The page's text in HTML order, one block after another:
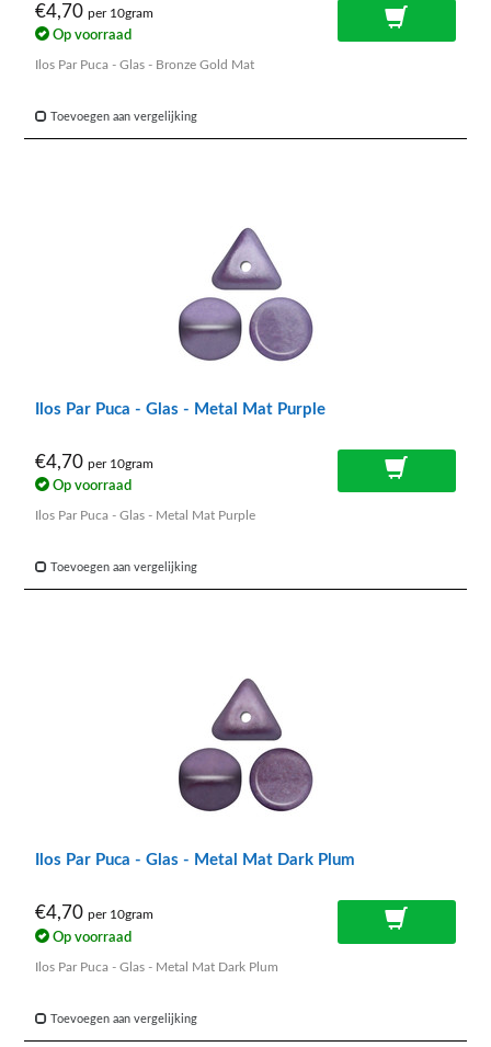
€4,70 per 10gram
Op voorraad
Ilos Par Puca - Glas - Bronze Gold Mat
Toevoegen aan vergelijking
Ilos Par Puca - Glas - Metal Mat Purple
€4,70 per 10gram
Op voorraad
Ilos Par Puca - Glas - Metal Mat Purple
Toevoegen aan vergelijking
Ilos Par Puca - Glas - Metal Mat Dark Plum
€4,70 per 10gram
Op voorraad
Ilos Par Puca - Glas - Metal Mat Dark Plum
Toevoegen aan vergelijking